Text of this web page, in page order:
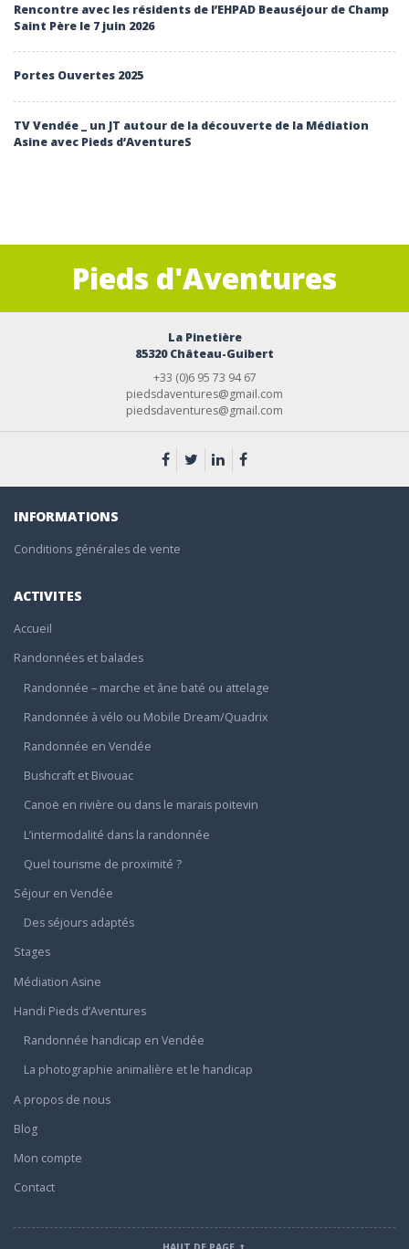
Rencontre avec les résidents de l’EHPAD Beauséjour de Champ
Saint Père le 7 juin 2026
Portes Ouvertes 2025
TV Vendée _ un JT autour de la découverte de la Médiation
Asine avec Pieds d’AventureS
Pieds d'Aventures
La Pinetière
85320 Château-Guibert
+33 (0)6 95 73 94 67
piedsdaventures@gmail.com
piedsdaventures@gmail.com
INFORMATIONS
Conditions générales de vente
ACTIVITES
Accueil
Randonnées et balades
Randonnée – marche et âne baté ou attelage
Randonnée à vélo ou Mobile Dream/Quadrix
Randonnée en Vendée
Bushcraft et Bivouac
Canoë en rivière ou dans le marais poitevin
L’intermodalité dans la randonnée
Quel tourisme de proximité ?
Séjour en Vendée
Des séjours adaptés
Stages
Médiation Asine
Handi Pieds d’Aventures
Randonnée handicap en Vendée
La photographie animalière et le handicap
A propos de nous
Blog
Mon compte
Contact